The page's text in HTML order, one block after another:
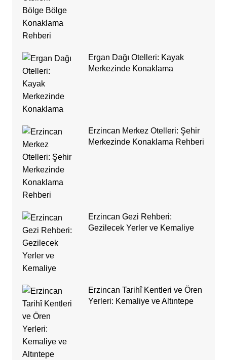
Ergan Dağı Otelleri: Kayak
Merkezinde Konaklama
Erzincan Merkez Otelleri: Şehir
Merkezinde Konaklama Rehberi
Erzincan Gezi Rehberi:
Gezilecek Yerler ve Kemaliye
Erzincan Tarihî Kentleri ve Ören
Yerleri: Kemaliye ve Altıntepe